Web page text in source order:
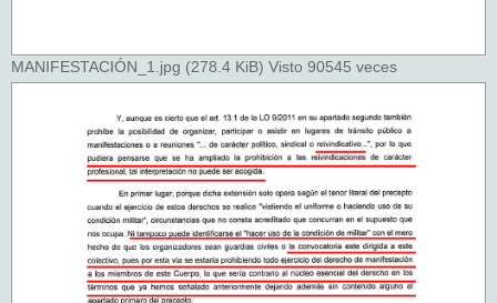
MANIFESTACIÓN_1.jpg (278.4 KiB) Visto 90545 veces